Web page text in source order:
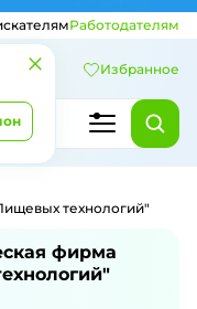
Работодателям
Избранное
технологий"
фирма